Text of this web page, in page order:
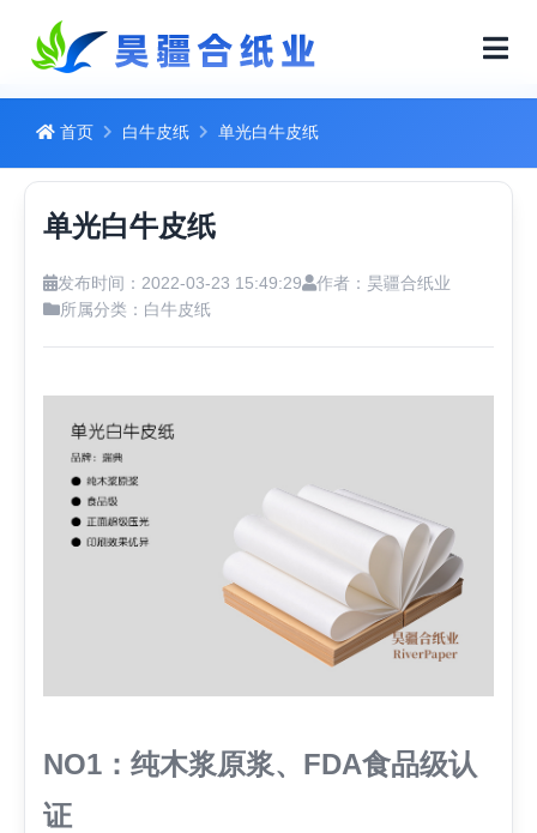
首页 白牛皮纸 单光白牛皮纸
单光白牛皮纸
发布时间：2022-03-23 15:49:29
作者：昊疆合纸业
所属分类： 白牛皮纸
NO1：纯木浆原浆、FDA食品级认
证